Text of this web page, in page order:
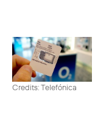
Credits: Telefónica